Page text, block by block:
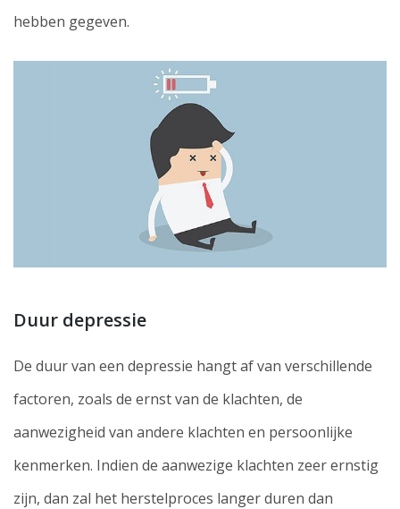
hebben gegeven.
Duur depressie
De duur van een depressie hangt af van verschillende
factoren, zoals de ernst van de klachten, de
aanwezigheid van andere klachten en persoonlijke
kenmerken. Indien de aanwezige klachten zeer ernstig
zijn, dan zal het herstelproces langer duren dan